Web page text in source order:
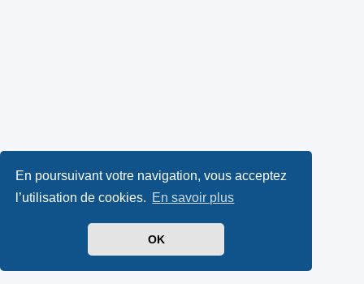
En poursuivant votre navigation, vous acceptez
l’utilisation de cookies. En savoir plus
OK